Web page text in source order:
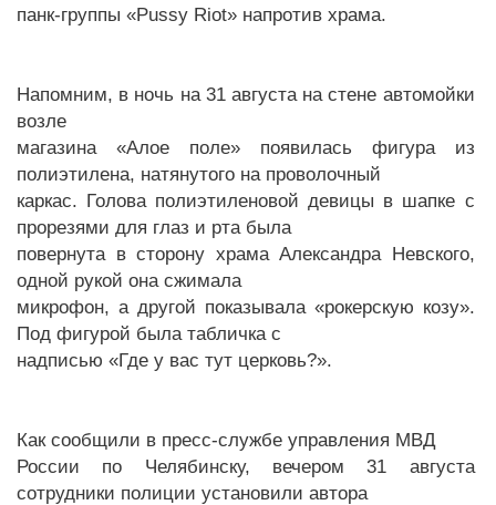
панк-группы «Pussy Riot» напротив храма.
Напомним, в ночь на 31 августа на стене автомойки
возле
магазина «Алое поле» появилась фигура из
полиэтилена, натянутого на проволочный
каркас. Голова полиэтиленовой девицы в шапке с
прорезями для глаз и рта была
повернута в сторону храма Александра Невского,
одной рукой она сжимала
микрофон, а другой показывала «рокерскую козу».
Под фигурой была табличка с
надписью «Где у вас тут церковь?».
Как сообщили в пресс-службе управления МВД
России по Челябинску, вечером 31 августа
сотрудники полиции установили автора